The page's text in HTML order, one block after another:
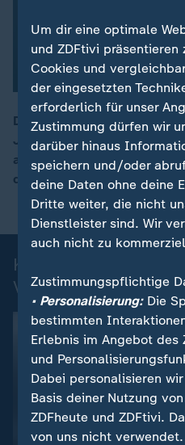
00:16
Der britische Maler David
Jahren in seiner Londoner
als einer der
der Gegenwart.
Kurznachrichten:
Videos
Um dir eine optimale
und ZDFtivi präsentieren
Cookies und
der eingesetzten
erforderlich für unser
Zustimmung dürfen wir
darüber hinaus
speichern und/oder
deine Daten ohne deine
Dritte weiter, die nicht
Dienstleister sind. Wir
auch nicht zu
Zustimmungspflichtige
• Personalisierung:Die
bestimmten
Erlebnis im Angebot des
und
Dabei personalisieren
Basis deiner Nutzung
ZDFheute und ZDFtivi.
von uns nicht verwendet.